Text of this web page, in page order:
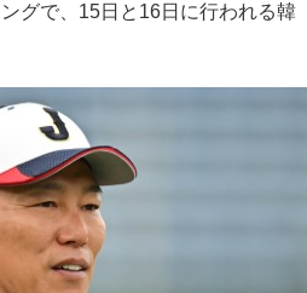
グで、15日と16日に行われる韓